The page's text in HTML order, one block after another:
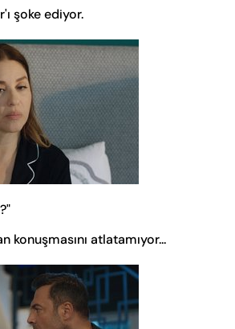
şoke ediyor.
konuşmasını atlatamıyor...